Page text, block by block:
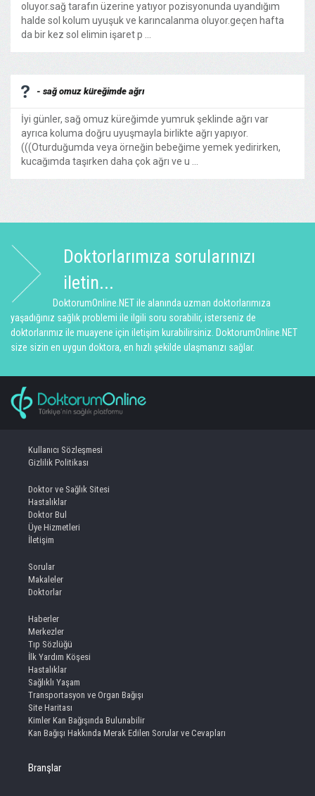
oluyor.sağ tarafın üzerine yatıyor pozisyonunda uyandığım
halde sol kolum uyuşuk ve karıncalanma oluyor.geçen hafta
da bir kez sol elimin işaret p ...
- sağ omuz küreğimde ağrı
İyi günler, sağ omuz küreğimde yumruk şeklinde ağrı var
ayrıca koluma doğru uyuşmayla birlikte ağrı yapıyor.
(((Oturduğumda veya örneğin bebeğime yemek yedirirken,
kucağımda taşırken daha çok ağrı ve u ...
Doktorlarımıza sorularınızı
iletin...
DoktorumOnline.NET ile alanında uzman doktorlarımıza
yaşadığınız sağlık problemi ile ilgili soru sorabilir, isterseniz de
doktorlarımız ile muayene için iletişim kurabilirsiniz. DoktorumOnline.NET
size sizin en uygun doktora, en hızlı şekilde ulaşmanızı sağlar.
Kullanıcı Sözleşmesi
Gizlilik Politikası
Doktor ve Sağlık Sitesi
Hastalıklar
Doktor Bul
Üye Hizmetleri
İletişim
Sorular
Makaleler
Doktorlar
Haberler
Merkezler
Tıp Sözlüğü
İlk Yardım Köşesi
Hastalıklar
Sağlıklı Yaşam
Transportasyon ve Organ Bağışı
Site Haritası
Kimler Kan Bağışında Bulunabilir
Kan Bağışı Hakkında Merak Edilen Sorular ve Cevapları
Branşlar